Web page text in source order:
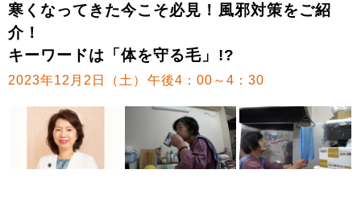
寒くなってきた今こそ必見！風邪対策をご紹
介！
キーワードは「体を守る毛」!?
2023年12月2日（土）午後4：00～4：30